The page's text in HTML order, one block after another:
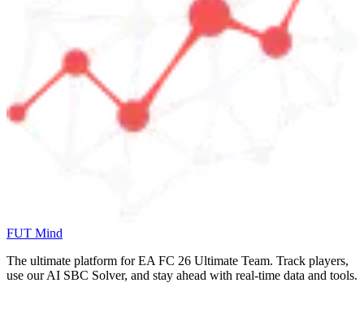
FUT Mind
The ultimate platform for EA FC 26 Ultimate Team. Track players,
use our AI SBC Solver, and stay ahead with real-time data and tools.